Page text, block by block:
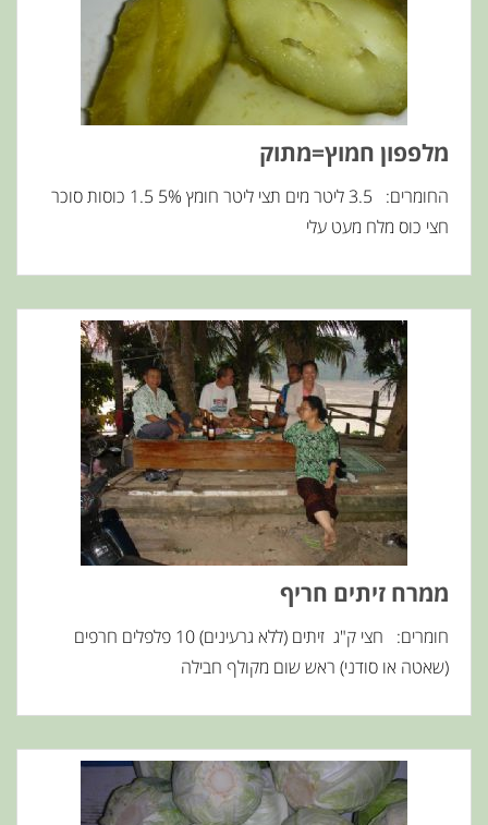
מלפפון חמוץ=מתוק
החומרים: 3.5 ליטר מים תצי ליטר חומץ 5% 1.5 כוסות סוכר
חצי כוס מלח מעט עלי
ממרח זיתים חריף
חומרים: חצי ק"ג זיתים (ללא גרעינים) 10 פלפלים חרפים
(שאטה או סודני) ראש שום מקולף חבילה